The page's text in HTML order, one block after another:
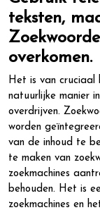
teksten,
overkomen.
Het is van cruciaal
natuurlijke manier
overdrijven.
worden
van de inhoud te
te maken van
zoekmachines
behouden. Het is
zoekmachines en